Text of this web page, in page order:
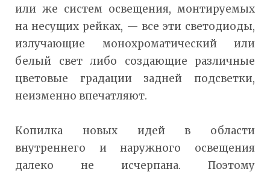
или же систем освещения, монтируемых
на несущих рейках, — все эти светодиоды,
излучающие монохроматический или
белый свет либо создающие различные
цветовые градации задней подсветки,
неизменно впечатляют.
Копилка новых идей в области
внутреннего и наружного освещения
далеко не исчерпана. Поэтому